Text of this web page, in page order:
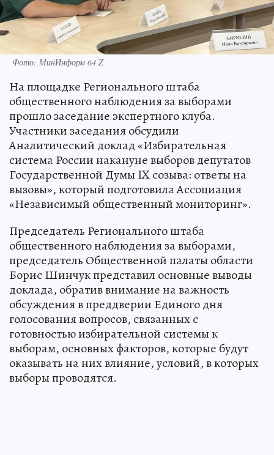
Фото: МинИнформ 64 Z
На площадке Регионального штаба
общественного наблюдения за выборами
прошло заседание экспертного клуба.
Участники заседания обсудили
Аналитический доклад «Избирательная
система России накануне выборов депутатов
Государственной Думы IX созыва: ответы на
вызовы», который подготовила Ассоциация
«Независимый общественный мониторинг».
Председатель Регионального штаба
общественного наблюдения за выборами,
председатель Общественной палаты области
Борис Шинчук представил основные выводы
доклада, обратив внимание на важность
обсуждения в преддверии Единого дня
голосования вопросов, связанных с
готовностью избирательной системы к
выборам, основных факторов, которые будут
оказывать на них влияние, условий, в которых
выборы проводятся.